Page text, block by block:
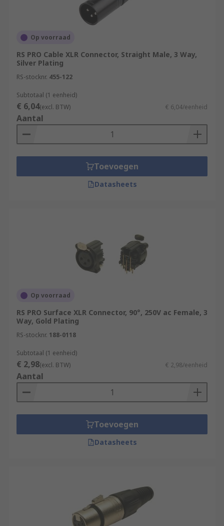
Op voorraad
RS PRO Cable XLR Connector, Straight Male, 3 Way,
Silver Plating
RS-stocknr. 455-122
Subtotaal (1 eenheid)
€ 6,04(excl. BTW) € 6,04/eenheid
Aantal
Toevoegen
Datasheets
Op voorraad
RS PRO Surface XLR Connector, 90°, 250V ac Female, 3
Way, Gold Plating
RS-stocknr. 188-0118
Subtotaal (1 eenheid)
€ 2,98(excl. BTW) € 2,98/eenheid
Aantal
Toevoegen
Datasheets